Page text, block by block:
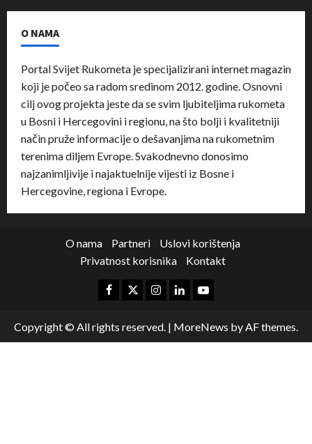
O NAMA
Portal Svijet Rukometa je specijalizirani internet magazin
koji je počeo sa radom sredinom 2012. godine. Osnovni
cilj ovog projekta jeste da se svim ljubiteljima rukometa
u Bosni i Hercegovini i regionu, na što bolji i kvalitetniji
način pruže informacije o dešavanjima na rukometnim
terenima diljem Evrope. Svakodnevno donosimo
najzanimljivije i najaktuelnije vijesti iz Bosne i
Hercegovine, regiona i Evrope.
O nama Partneri
Uslovi korištenja
Privatnost korisnika
Kontakt
Copyright © All rights reserved. | MoreNews by AF themes.